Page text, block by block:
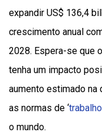
expandir US$ 136,4
crescimento anual
2028. Espera-se que
tenha um impacto
aumento estimado na
as normas de ‘
o mundo.